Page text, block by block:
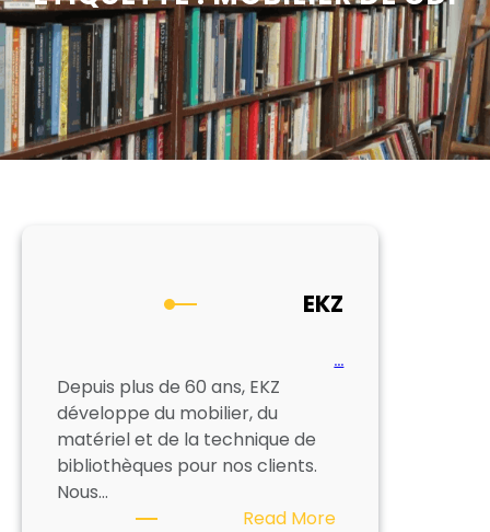
EKZ
…
Depuis plus de 60 ans, EKZ
développe du mobilier, du
matériel et de la technique de
bibliothèques pour nos clients.
Nous…
Read More: